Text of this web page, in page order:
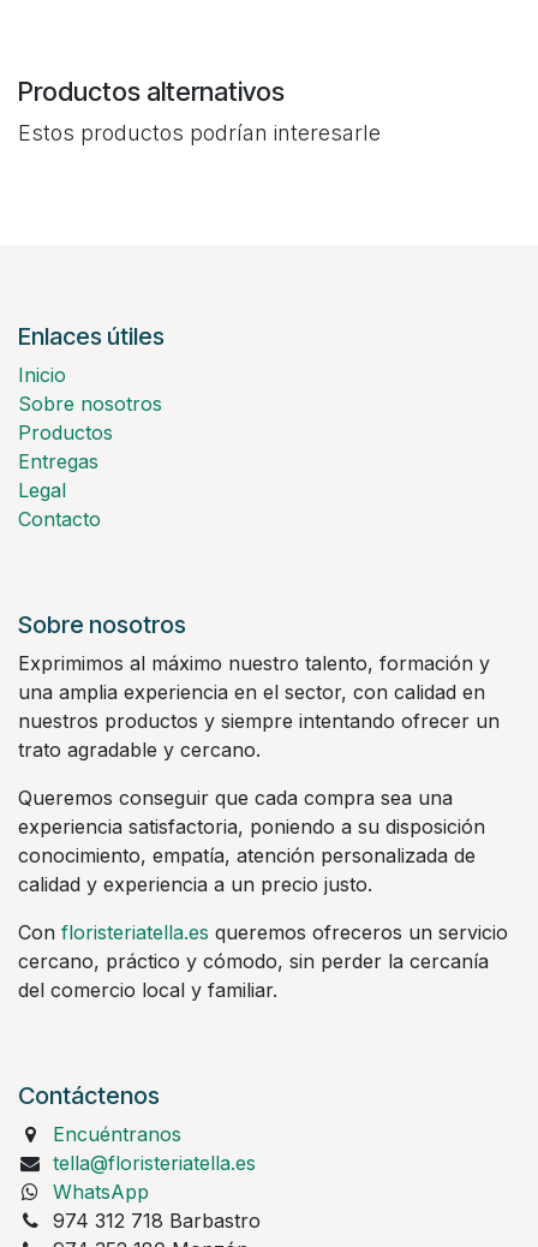
Productos alternativos
Estos productos podrían interesarle
Enlaces útiles
Inicio
Sobre nosotros
Productos
Entregas
Legal
Contacto
Sobre nosotros
Exprimimos al máximo nuestro talento, formación y
una amplia experiencia en el sector, con calidad en
nuestros productos y siempre intentando ofrecer un
trato agradable y cercano.
Queremos conseguir que cada compra sea una
experiencia satisfactoria, poniendo a su disposición
conocimiento, empatía, atención personalizada de
calidad y experiencia a un precio justo.
Con floristeriatella.es queremos ofreceros un servicio
cercano, práctico y cómodo, sin perder la cercanía
del comercio local y familiar.
Contáctenos
Encuéntranos
tella@floristeriatella.es
WhatsApp
974 312 718 Barbastro